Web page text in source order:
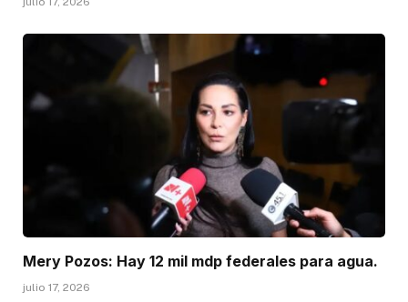
Mery Pozos: Hay 12 mil mdp federales para agua.
julio 17, 2026